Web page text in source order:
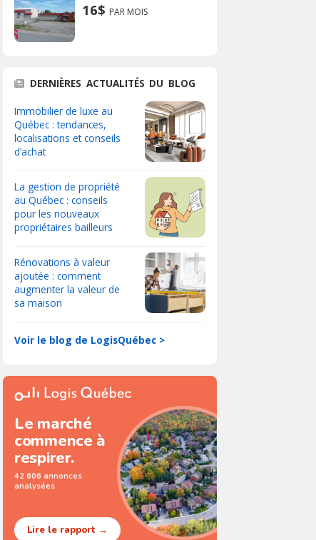
16$ PAR MOIS
DERNIÈRES ACTUALITÉS DU BLOG
Immobilier de luxe au
Québec : tendances,
localisations et conseils
d’achat
La gestion de propriété
au Québec : conseils
pour les nouveaux
propriétaires bailleurs
Rénovations à valeur
ajoutée : comment
augmenter la valeur de
sa maison
Voir le blog de LogisQuébec >
Le marché
commence à
respirer.
42 606 annonces
analysées
Lire le rapport →